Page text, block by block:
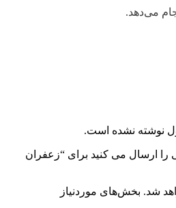
می‌دهد.
نوشته نشده است.
را ارسال می کنید برای “زعفران
شد. بخش‌های موردنیاز